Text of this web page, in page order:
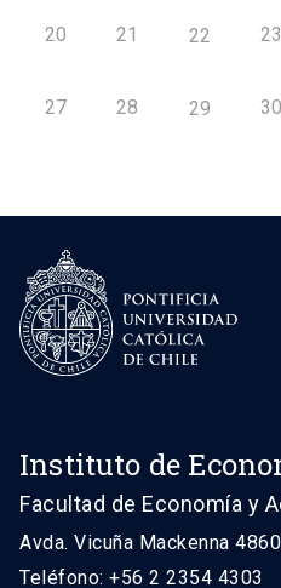
20 21 22 23
27 28 29 30
Instituto de
Facultad de Economía y
Avda. Vicuña Mackenna
Teléfono: +56 2 2354 4303